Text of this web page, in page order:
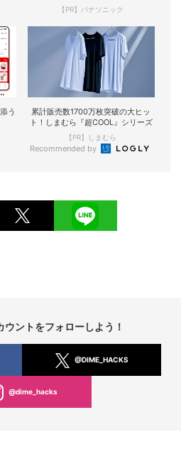
【PR】パナソニック
う
累計販売数1700万枚突破の大ヒッ
ト！しまむら『超COOL』シリーズ
【PR】しまむら
Recommended by
ントをフォローしよう！
@DIME_HACKS
@dime_hacks